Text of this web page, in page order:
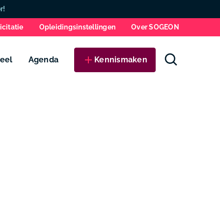
Opleidingsinstellingen Over SOGEON
Agenda Kennismaken